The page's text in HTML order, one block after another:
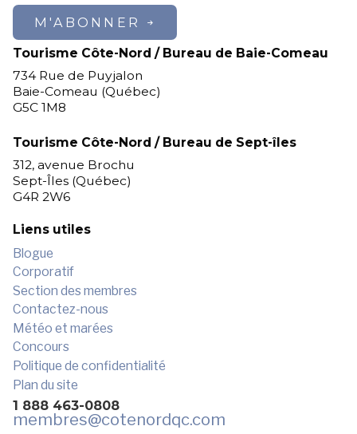
M'ABONNER
Tourisme Côte-Nord / Bureau de Baie-Comeau
734 Rue de Puyjalon
Baie-Comeau (Québec)
G5C 1M8
Tourisme Côte-Nord / Bureau de Sept-îles
312, avenue Brochu
Sept-Îles (Québec)
G4R 2W6
Liens utiles
Blogue
Corporatif
Section des membres
Contactez-nous
Météo et marées
Concours
Politique de confidentialité
Plan du site
1 888 463-0808
membres@cotenordqc.com